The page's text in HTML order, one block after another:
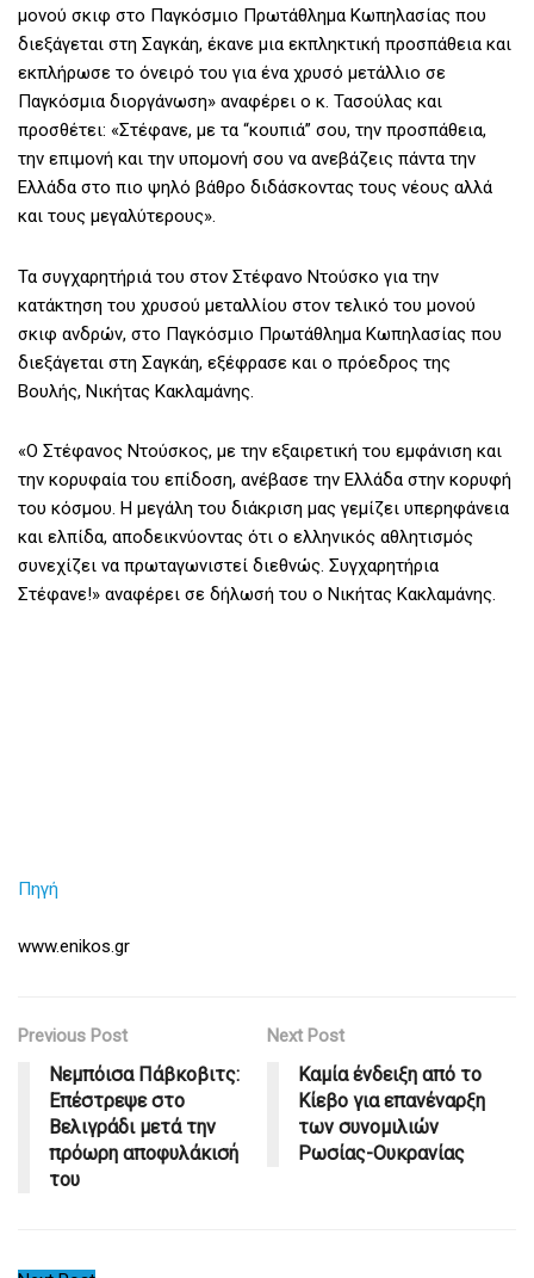
μονού σκιφ στο Παγκόσμιο Πρωτάθλημα Κωπηλασίας που
διεξάγεται στη Σαγκάη, έκανε μια εκπληκτική προσπάθεια και
εκπλήρωσε το όνειρό του για ένα χρυσό μετάλλιο σε
Παγκόσμια διοργάνωση» αναφέρει ο κ. Τασούλας και
προσθέτει: «Στέφανε, με τα “κουπιά” σου, την προσπάθεια,
την επιμονή και την υπομονή σου να ανεβάζεις πάντα την
Ελλάδα στο πιο ψηλό βάθρο διδάσκοντας τους νέους αλλά
και τους μεγαλύτερους».
Τα συγχαρητήριά του στον Στέφανο Ντούσκο για την
κατάκτηση του χρυσού μεταλλίου στον τελικό του μονού
σκιφ ανδρών, στο Παγκόσμιο Πρωτάθλημα Κωπηλασίας που
διεξάγεται στη Σαγκάη, εξέφρασε και ο πρόεδρος της
Βουλής, Νικήτας Κακλαμάνης.
«Ο Στέφανος Ντούσκος, με την εξαιρετική του εμφάνιση και
την κορυφαία του επίδοση, ανέβασε την Ελλάδα στην κορυφή
του κόσμου. Η μεγάλη του διάκριση μας γεμίζει υπερηφάνεια
και ελπίδα, αποδεικνύοντας ότι ο ελληνικός αθλητισμός
συνεχίζει να πρωταγωνιστεί διεθνώς. Συγχαρητήρια
Στέφανε!» αναφέρει σε δήλωσή του ο Νικήτας Κακλαμάνης.
Πηγή
www.enikos.gr
Previous Post
Νεμπόισα Πάβκοβιτς:
Επέστρεψε στο
Βελιγράδι μετά την
πρόωρη αποφυλάκισή
του
Next Post
Καμία ένδειξη από το
Κίεβο για επανέναρξη
των συνομιλιών
Ρωσίας-Ουκρανίας